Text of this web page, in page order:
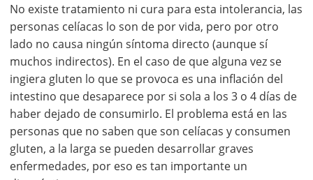
No existe tratamiento ni cura para esta intolerancia, las
personas celíacas lo son de por vida, pero por otro
lado no causa ningún síntoma directo (aunque sí
muchos indirectos). En el caso de que alguna vez se
ingiera gluten lo que se provoca es una inflación del
intestino que desaparece por si sola a los 3 o 4 días de
haber dejado de consumirlo. El problema está en las
personas que no saben que son celíacas y consumen
gluten, a la larga se pueden desarrollar graves
enfermedades, por eso es tan importante un